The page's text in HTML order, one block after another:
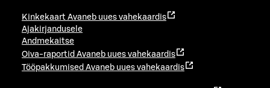
Kinkekaart Avaneb uues vahekaardis
Ajakirjandusele
Andmekaitse
Oiva-raportid Avaneb uues vahekaardis
Tööpakkumised Avaneb uues vahekaardis